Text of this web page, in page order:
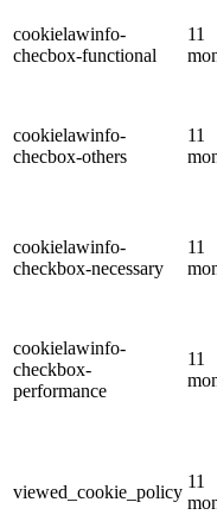
cookielawinfo-
checbox-functional
11
cookielawinfo-
checbox-others
11
cookielawinfo-
checkbox-necessary
11
cookielawinfo-
checkbox-
performance
11
viewed_cookie_policy
11